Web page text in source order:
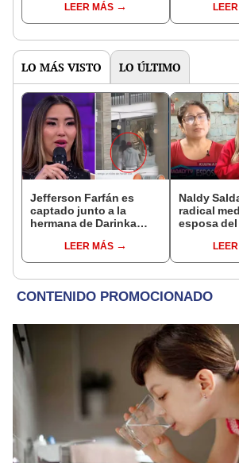
Enanitos Verdes?
LEER MÁS
nivel
LO MÁS VISTO LO ÚLTIMO
Jefferson Farfán es
captado junto a la
hermana de Darinka
Kanashiro trabajaba: “Él
tiene sus…”
LEER MÁS
Naldy
radical
esposa
acusarla
relación